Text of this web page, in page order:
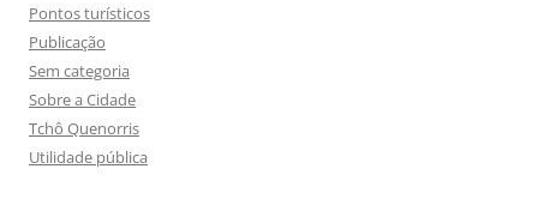
Pontos turísticos
Publicação
Sem categoria
Sobre a Cidade
Tchô Quenorris
Utilidade pública